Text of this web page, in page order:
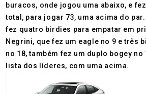
buracos, onde jogou uma abaixo, e
total, para jogar 73, uma acima do
fez quatro birdies para empatar em
Negrini, que fez um eagle no 9 e três
no 18, também fez um duplo bogey
lista dos líderes, com uma acima.